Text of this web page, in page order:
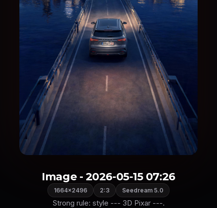
Image - 2026-05-15 07:26
1664×2496 2:3 Seedream 5.0
Strong rule: style --- 3D Pixar ---.